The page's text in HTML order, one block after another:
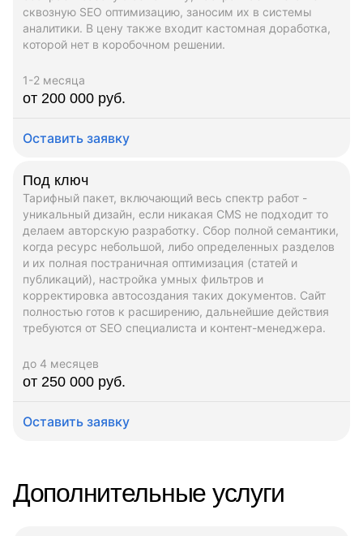
сквозную SEO оптимизацию, заносим их в системы
аналитики. В цену также входит кастомная доработка,
которой нет в коробочном решении.
1-2 месяца
от 200 000 руб.
Оставить заявку
Под ключ
Тарифный пакет, включающий весь спектр работ -
уникальный дизайн, если никакая CMS не подходит то
делаем авторскую разработку. Сбор полной семантики,
когда ресурс небольшой, либо определенных разделов
и их полная постраничная оптимизация (статей и
публикаций), настройка умных фильтров и
корректировка автосоздания таких документов. Сайт
полностью готов к расширению, дальнейшие действия
требуются от SEO специалиста и контент-менеджера.
до 4 месяцев
от 250 000 руб.
Оставить заявку
Дополнительные услуги